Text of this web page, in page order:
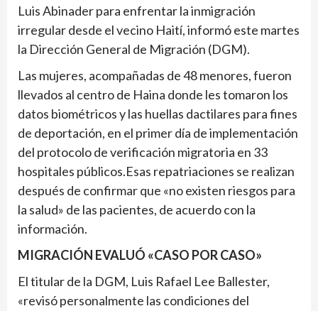
Luis Abinader para enfrentar la inmigración
irregular desde el vecino Haití, informó este martes
la Dirección General de Migración (DGM).
Las mujeres, acompañadas de 48 menores, fueron
llevados al centro de Haina donde les tomaron los
datos biométricos y las huellas dactilares para fines
de deportación, en el primer día de implementación
del protocolo de verificación migratoria en 33
hospitales públicos.Esas repatriaciones se realizan
después de confirmar que «no existen riesgos para
la salud» de las pacientes, de acuerdo con la
información.
MIGRACIÓN EVALUÓ «CASO POR CASO»
El titular de la DGM, Luis Rafael Lee Ballester,
«revisó personalmente las condiciones del